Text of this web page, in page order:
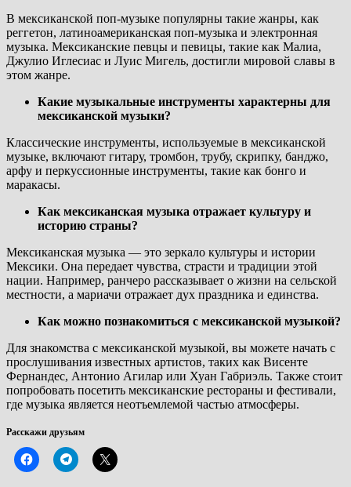
В мексиканской поп-музыке популярны такие жанры, как
реггетон, латиноамериканская поп-музыка и электронная
музыка. Мексиканские певцы и певицы, такие как Малиа,
Джулио Иглесиас и Луис Мигель, достигли мировой славы в
этом жанре.
Какие музыкальные инструменты характерны для
мексиканской музыки?
Классические инструменты, используемые в мексиканской
музыке, включают гитару, тромбон, трубу, скрипку, банджо,
арфу и перкуссионные инструменты, такие как бонго и
маракасы.
Как мексиканская музыка отражает культуру и
историю страны?
Мексиканская музыка — это зеркало культуры и истории
Мексики. Она передает чувства, страсти и традиции этой
нации. Например, ранчеро рассказывает о жизни на сельской
местности, а мариачи отражает дух праздника и единства.
Как можно познакомиться с мексиканской музыкой?
Для знакомства с мексиканской музыкой, вы можете начать с
прослушивания известных артистов, таких как Висенте
Фернандес, Антонио Агилар или Хуан Габриэль. Также стоит
попробовать посетить мексиканские рестораны и фестивали,
где музыка является неотъемлемой частью атмосферы.
Расскажи друзьям